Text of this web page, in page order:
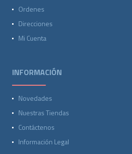
Ordenes
Direcciones
Mi Cuenta
INFORMACIÓN
Novedades
Nuestras Tiendas
Contáctenos
Información Legal